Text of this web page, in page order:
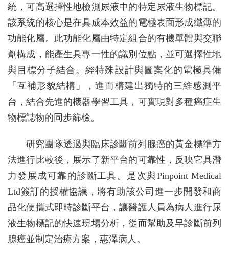
統，可高選擇性地檢測尿液中的特定尿液生物標記。
該系統的核心是在具成本效益的電極表面形成纖薄的
功能化層。此功能化層由特定組合的有機單體與交聯
劑構成，能產生具專一性的識別位點，並可選擇性地
與目標分子結合。經特殊設計與圖案化的電極具備
「互補形貌結構」，進而構建出獨特的三維感測平
台，結合先進的機器學習工具，可實現對多種癌症生
物標誌物的同步篩檢。
研究團隊透過與臨床診斷前列腺癌的黃金標準方
法進行比較後，展示了新平台的可靠性，反映它具潛
力發展成可靠的診斷工具。是次與Pinpoint Medical
Ltd簽訂的授權協議，將有助該公司進一步開發和商
品化便攜式即時診斷平台，讓醫護人員為病人進行尿
液生物標記的快速現場分析，從而幫助及早診斷前列
腺癌並制定治療方案，惠澤病人。